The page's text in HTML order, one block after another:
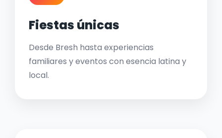
Fiestas únicas
Desde Bresh hasta experiencias
familiares y eventos con esencia latina y
local.